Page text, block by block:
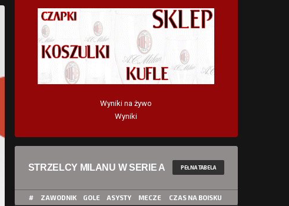
Wyniki na żywo
Wyniki
STRZELCY MILANU W SERIE A PEŁNA TABELA
# ZAWODNIK GOLE ASYSTY MECZE CZAS NA BOISKU